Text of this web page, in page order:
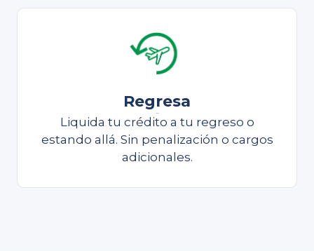
Regresa
Liquida tu crédito a tu regreso o
estando allá. Sin penalización o cargos
adicionales.